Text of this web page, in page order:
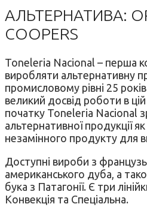
АЛЬТЕРНАТИВА:
COOPERS
Toneleria Nacional – перша
виробляти альтернативну
промисловому рівні 25
великий досвід роботи в
початку Toneleria Nacional
альтернативної продукції
незамінного продукту для
Доступні вироби з
американського дуба, а
бука з Патагонії. Є три
Конвекція та Спеціальна.